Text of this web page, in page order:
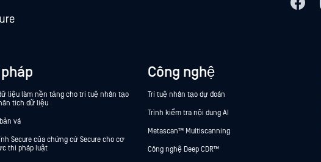
liệu làm nền tảng cho trí tuệ nhân tạo
tích dữ liệu
vá
Secure của chứng cứ Secure cho cơ
thi pháp luật
Công nghệ
Trí tuệ nhân tạo dự đoán
Trình kiểm tra nội dung AI
Metascan™ Multiscanning
Công nghệ Deep CDR™